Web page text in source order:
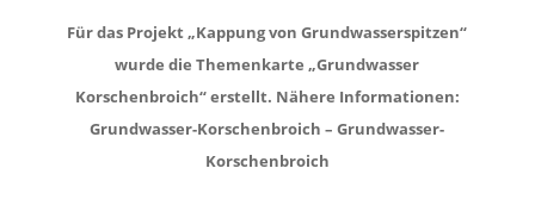
Für das Projekt „Kappung von Grundwasserspitzen“
wurde die Themenkarte „Grundwasser
Korschenbroich“ erstellt. Nähere Informationen:
Grundwasser-Korschenbroich – Grundwasser-
Korschenbroich